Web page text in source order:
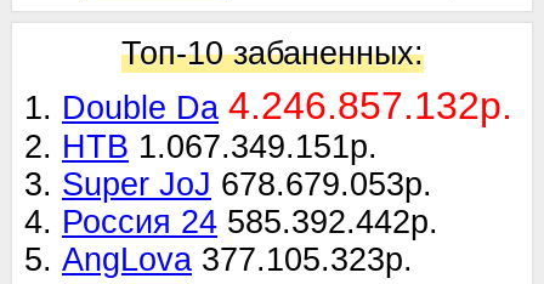
Топ-10 забаненных:
1. Double Da 4.246.857.132р.
2. НТВ 1.067.349.151р.
3. Super JoJ 678.679.053р.
4. Россия 24 585.392.442р.
5. AngLova 377.105.323р.